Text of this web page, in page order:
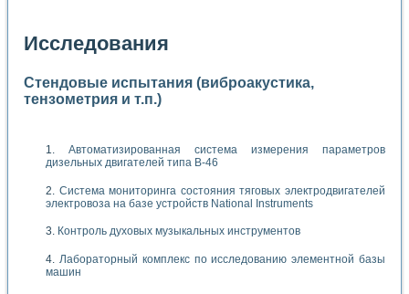
Исследования
Стендовые испытания (виброакустика,
тензометрия и т.п.)
Автоматизированная система измерения параметров
дизельных двигателей типа В-46
Система мониторинга состояния тяговых электродвигателей
электровоза на базе устройств National Instruments
Контроль духовых музыкальных инструментов
Лабораторный комплекс по исследованию элементной базы
машин